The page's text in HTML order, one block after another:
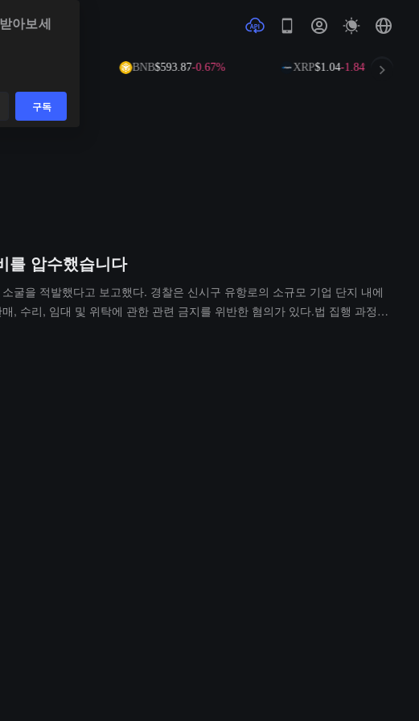
BNB$593.87-0.67% XRP$1.04-1.84%
를 압수했습니다
굴을 적발했다고 보고했다. 경찰은 신시구 유항로의 소규모 기업 단지 내에
, 수리, 임대 및 위탁에 관한 관련 금지를 위반한 혐의가 있다.법 집행 과정에
단하라는 명령을 받았다. 현재 사건은 관련 부서에 이관되어 추가 처리 중
아보세
구독